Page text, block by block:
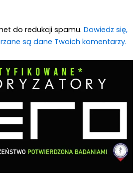
do redukcji spamu. Dowiedz się,
są dane Twoich komentarzy.